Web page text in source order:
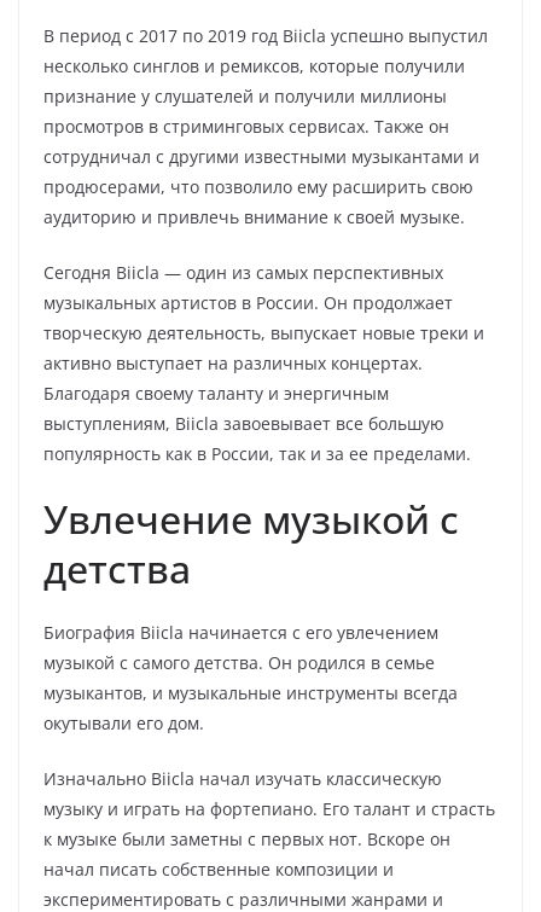
В период с 2017 по 2019 год Biicla успешно выпустил
несколько синглов и ремиксов, которые получили
признание у слушателей и получили миллионы
просмотров в стриминговых сервисах. Также он
сотрудничал с другими известными музыкантами и
продюсерами, что позволило ему расширить свою
аудиторию и привлечь внимание к своей музыке.
Сегодня Biicla — один из самых перспективных
музыкальных артистов в России. Он продолжает
творческую деятельность, выпускает новые треки и
активно выступает на различных концертах.
Благодаря своему таланту и энергичным
выступлениям, Biicla завоевывает все большую
популярность как в России, так и за ее пределами.
Увлечение музыкой с
детства
Биография Biicla начинается с его увлечением
музыкой с самого детства. Он родился в семье
музыкантов, и музыкальные инструменты всегда
окутывали его дом.
Изначально Biicla начал изучать классическую
музыку и играть на фортепиано. Его талант и страсть
к музыке были заметны с первых нот. Вскоре он
начал писать собственные композиции и
экспериментировать с различными жанрами и